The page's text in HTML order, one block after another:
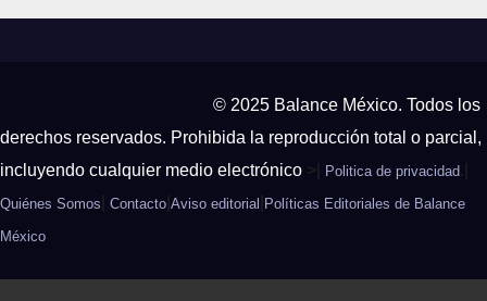
© 2025 Balance México. Todos los
derechos reservados. Prohibida la reproducción total o parcial,
incluyendo cualquier medio electrónico >| Politica de privacidad .|
Quiénes Somos Contacto Aviso editorial Políticas Editoriales de Balance
México